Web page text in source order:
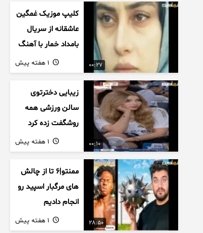
00:27
کلیپ موزیک غمگین
عاشقانه از سریال
بامداد خمار با آهنگ
احسان خواجه امیری
00:10
زیبایی دخترتوی
سالن ورزشی همه
روشگفت زده کرد
28:50
ممنتو|۶ تا از چالش
های مرگبار اسپید رو
انجام دادیم